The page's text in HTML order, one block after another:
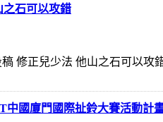
之石可以攻錯
修正兒少法 他山之石可以攻
中國廈門國際扯鈴大賽活動計